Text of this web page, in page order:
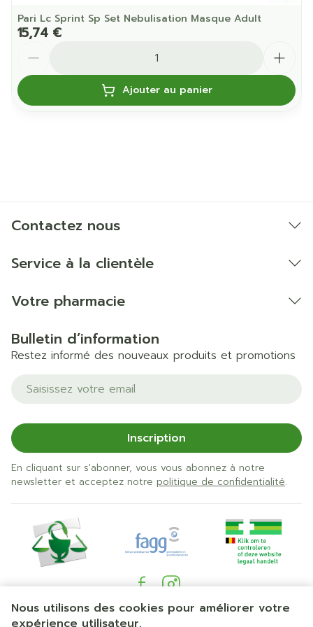
Nous utilisons des cookies pour améliorer votre
expérience utilisateur.
Pari Lc Sprint Sp Set Nebulisation Masque Adult
15,74 €
Ajouter au panier
Contactez nous
Service à la clientèle
Votre pharmacie
Bulletin d’information
Restez informé des nouveaux produits et promotions
Adresse mail
Inscription
En cliquant sur s'abonner, vous vous abonnez à notre
newsletter et acceptez notre politique de confidentialité.
Liens légaux